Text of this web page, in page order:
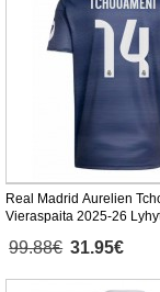
Real Madrid Aurelien
Vieraspaita 2025-26
99.88€ 31.95€